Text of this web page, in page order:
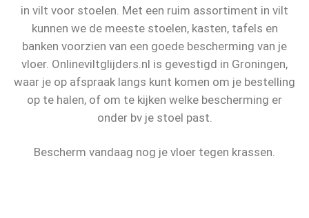
in vilt voor stoelen. Met een ruim assortiment in vilt
kunnen we de meeste stoelen, kasten, tafels en
banken voorzien van een goede bescherming van je
vloer. Onlineviltglijders.nl is gevestigd in Groningen,
waar je op afspraak langs kunt komen om je bestelling
op te halen, of om te kijken welke bescherming er
onder bv je stoel past.
Bescherm vandaag nog je vloer tegen krassen.